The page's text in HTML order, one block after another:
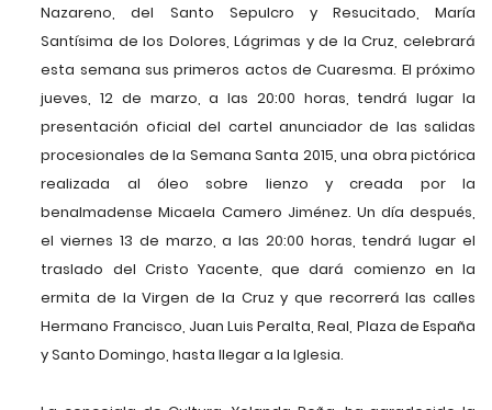
Nazareno, del Santo Sepulcro y Resucitado, María
Santísima de los Dolores, Lágrimas y de la Cruz, celebrará
esta semana sus primeros actos de Cuaresma. El próximo
jueves, 12 de marzo, a las 20:00 horas, tendrá lugar la
presentación oficial del cartel anunciador de las salidas
procesionales de la Semana Santa 2015, una obra pictórica
realizada al óleo sobre lienzo y creada por la
benalmadense Micaela Camero Jiménez. Un día después,
el viernes 13 de marzo, a las 20:00 horas, tendrá lugar el
traslado del Cristo Yacente, que dará comienzo en la
ermita de la Virgen de la Cruz y que recorrerá las calles
Hermano Francisco, Juan Luis Peralta, Real, Plaza de España
y Santo Domingo, hasta llegar a la Iglesia.